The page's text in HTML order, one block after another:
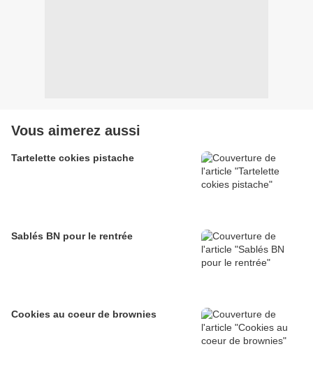
Vous aimerez aussi
Tartelette cokies pistache
Sablés BN pour le rentrée
Cookies au coeur de brownies